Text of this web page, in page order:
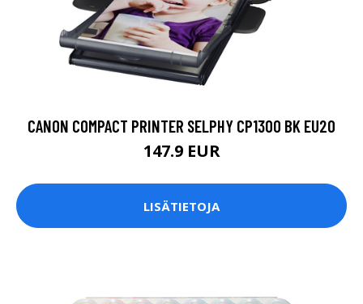
CANON COMPACT PRINTER SELPHY CP1300 BK EU20
147.9 EUR
LISÄTIETOJA